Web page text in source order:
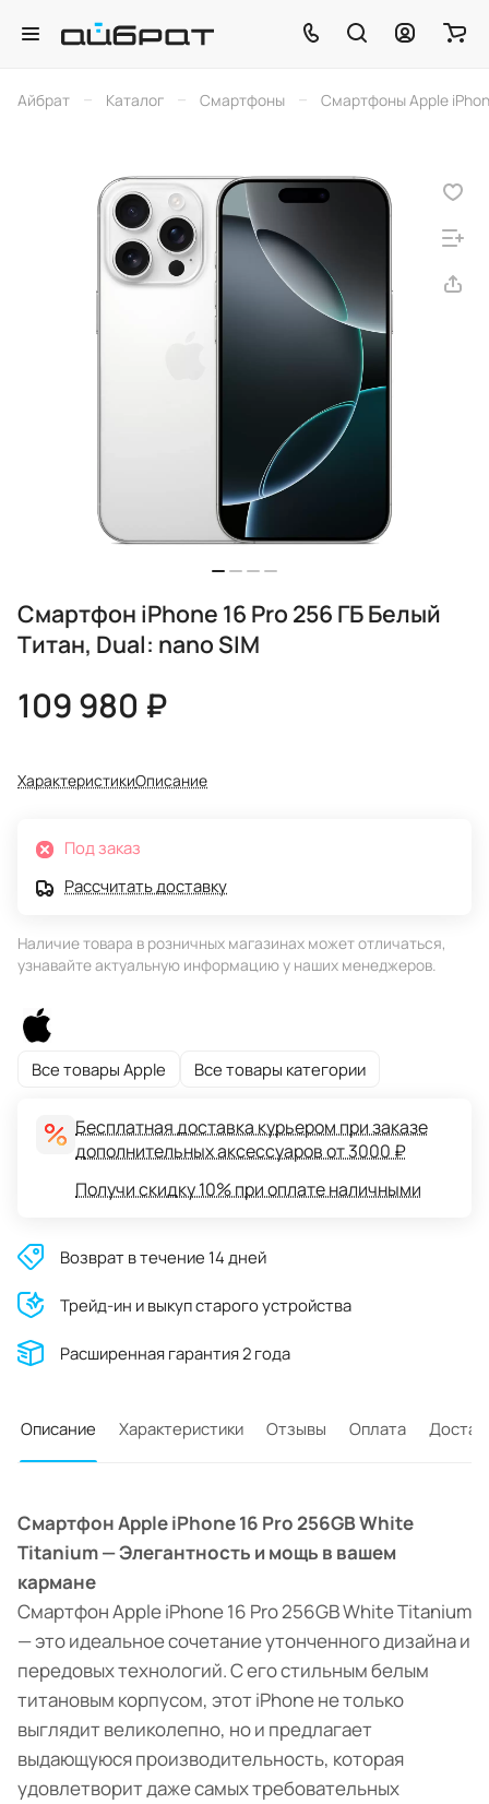
Айбрат – Каталог – Смартфоны – Смартфоны Apple
Смартфон iPhone 16 Pro 256 ГБ Белый
Титан, Dual: nano SIM
109 980 ₽
ХарактеристикиОписание
Под заказ
Рассчитать доставку
Наличие товара в розничных магазинах может отличаться,
узнавайте актуальную информацию у наших менеджеров.
Все товары Apple Все товары категории
Бесплатная доставка курьером при заказе
дополнительных аксессуаров от 3000 ₽
Получи скидку 10% при оплате наличными
Возврат в течение 14 дней
Трейд-ин и выкуп старого устройства
Расширенная гарантия 2 года
Описание Характеристики Отзывы Оплата
Смартфон Apple iPhone 16 Pro 256GB White
Titanium — Элегантность и мощь в вашем
кармане
Смартфон Apple iPhone 16 Pro 256GB White Titanium
— это идеальное сочетание утонченного дизайна и
передовых технологий. С его стильным белым
титановым корпусом, этот iPhone не только
выглядит великолепно, но и предлагает
выдающуюся производительность, которая
удовлетворит даже самых требовательных